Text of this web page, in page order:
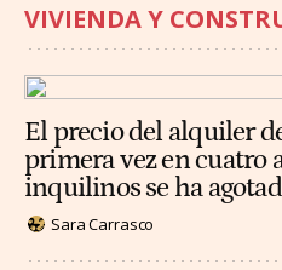
VIVIENDA Y
El precio del alquiler
primera vez en cuatro
inquilinos se ha
Sara Carrasco